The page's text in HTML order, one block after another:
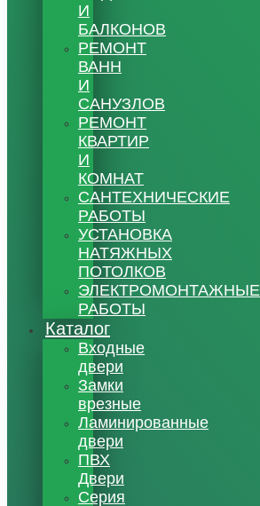
И
БАЛКОНОВ
РЕМОНТ
ВАНН
И
САНУЗЛОВ
РЕМОНТ
КВАРТИР
И
КОМНАТ
САНТЕХНИЧЕСКИЕ
РАБОТЫ
УСТАНОВКА
НАТЯЖНЫХ
ПОТОЛКОВ
ЭЛЕКТРОМОНТАЖНЫЕ
РАБОТЫ
Каталог
Входные
двери
Замки
врезные
Ламинированные
двери
ПВХ
Двери
Серия